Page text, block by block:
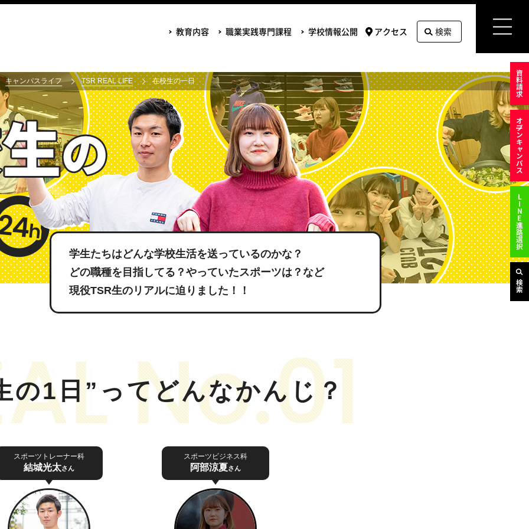
教育内容 職業実践専門課程 学校情報公開 アクセス 検索
資料請求
オ
プンキャンパス
LINE進路選択
検索
学生たちはどんな学校生活を送っているのかな？
どの職種を目指してる？やっていたスポーツは？など
現役TSR生のリアルに迫りました！！
キャンパスライフ TSR REAL LIFE 在校生の一日
の1日”ってどんなかんじ？
スポーツトレーナー科
結城光太さん
スポーツビジネス科
阿部涼夏さん